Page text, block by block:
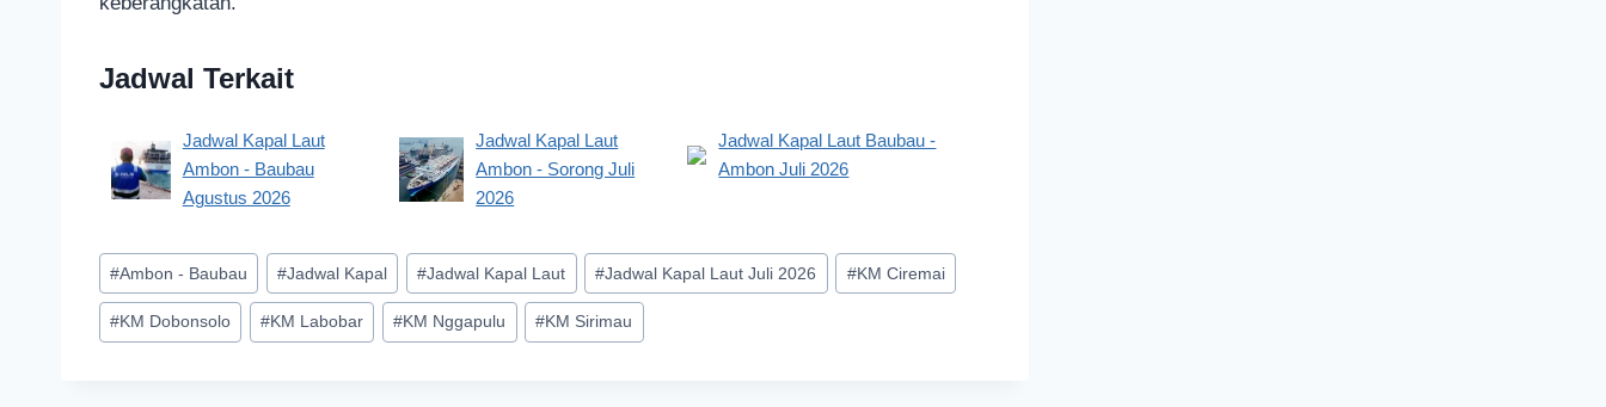
Jadwal Terkait
Jadwal Kapal Laut
Ambon - Baubau
Agustus 2026
Jadwal Kapal Laut
Ambon - Sorong Juli
2026
Jadwal Kapal Laut Baubau -
Ambon Juli 2026
Post
Tags:
#Ambon - Baubau #Jadwal Kapal #Jadwal Kapal Laut #Jadwal Kapal Laut Juli 2026 #KM Ciremai
#KM Dobonsolo #KM Labobar #KM Nggapulu #KM Sirimau